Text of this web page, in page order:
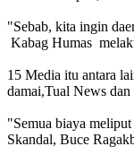
"Sebab, kita ingin
Kabag Humas
15 Media itu antara
damai,Tual News
"Semua biaya
Skandal, Buce